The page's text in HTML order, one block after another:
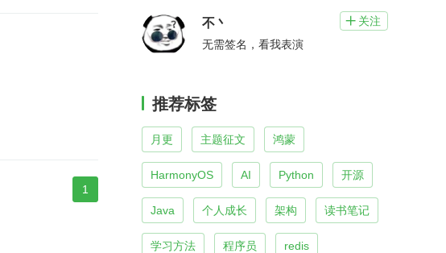
1
不丶  关注
无需签名，看我表演
推荐标签
月更 主题征文 鸿蒙
HarmonyOS AI Python 开源
Java 个人成长 架构 读书笔记
学习方法 程序员 redis